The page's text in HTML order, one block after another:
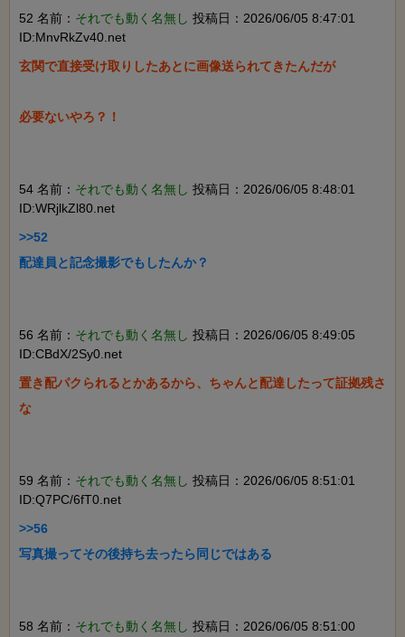
52 名前： それでも動く名無し 投稿日：2026/06/05 8:47:01
ID:MnvRkZv40.net
玄関で直接受け取りしたあとに画像送られてきたんだが
必要ないやろ？！
54 名前： それでも動く名無し 投稿日：2026/06/05 8:48:01
ID:WRjlkZl80.net
>>52
配達員と記念撮影でもしたんか？
56 名前： それでも動く名無し 投稿日：2026/06/05 8:49:05
ID:CBdX/2Sy0.net
置き配パクられるとかあるから、ちゃんと配達したって証拠残さ
な
59 名前： それでも動く名無し 投稿日：2026/06/05 8:51:01
ID:Q7PC/6fT0.net
>>56
写真撮ってその後持ち去ったら同じではある
58 名前： それでも動く名無し 投稿日：2026/06/05 8:51:00